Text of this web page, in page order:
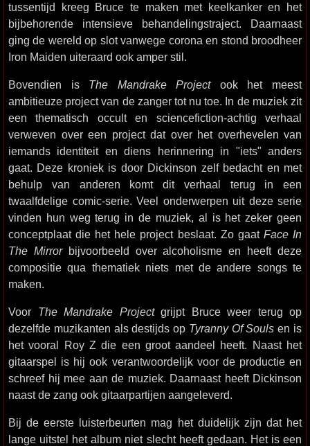
tussentijd kreeg Bruce te maken met keelkanker en het
bijbehorende intensieve behandelingstraject. Daarnaast
ging de wereld op slot vanwege corona en stond broodheer
Iron Maiden uiteraard ook amper stil.
Bovendien is The Mandrake Projectook het meest
ambitieuze project van de zanger tot nu toe. In de muziek zit
een thematisch occult en sciencefiction-achtig verhaal
verweven over een project dat over het overhevelen van
iemands identiteit en diens herinnering in "iets" anders
gaat. Deze kroniek is door Dickinson zelf bedacht en met
behulp van anderen komt dit verhaal terug in een
twaalfdelige comic-serie. Veel onderwerpen uit deze serie
vinden hun weg terug in de muziek, al is het zeker geen
conceptplaat die het hele project beslaat. Zo gaat Face In
The Mirrorbijvoorbeeld over alcoholisme en heeft deze
compositie qua thematiek niets met de andere songs te
maken.
Voor The Mandrake Projectgrijpt Bruce weer terug op
dezelfde muzikanten als destijds op Tyranny Of Souls en is
het vooral Roy Z die een groot aandeel heeft. Naast het
gitaarspel is hij ook verantwoordelijk voor de productie en
schreef hij mee aan de muziek. Daarnaast heeft Dickinson
naast de zang ook gitaarpartijen aangeleverd.
Bij de eerste luisterbeurten mag het duidelijk zijn dat het
lange uitstel het album niet slecht heeft gedaan. Het is een